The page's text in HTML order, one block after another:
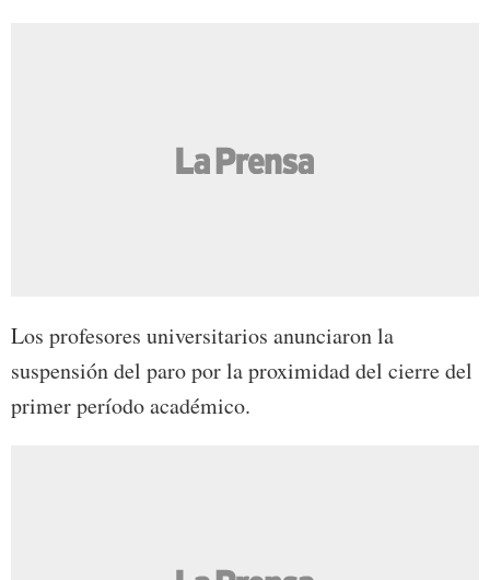
Los profesores universitarios anunciaron la
suspensión del paro por la proximidad del cierre del
primer período académico.